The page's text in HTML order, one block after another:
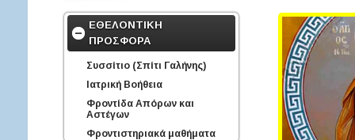
ΕΘΕΛΟΝΤΙΚΗ
ΠΡΟΣΦΟΡΑ
Συσσίτιο (Σπίτι Γαλήνης)
Ιατρική Βοήθεια
Φροντίδα Απόρων και
Αστέγων
Φροντιστηριακά μαθήματα